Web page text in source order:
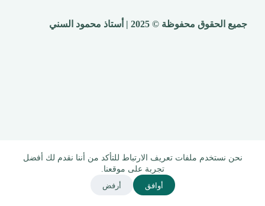
نحن نستخدم ملفات تعريف الارتباط للتأكد من أننا نقدم لك أفضل
تجربة على موقعنا.
أوافق أرفض
جميع الحقوق محفوظة © 2025 | أستاذ محمود السني